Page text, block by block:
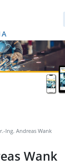
Ing. Andreas Wank
Wank